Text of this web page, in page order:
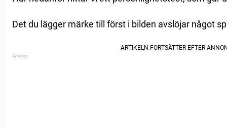
Det du lägger märke till först i bilden avslöjar något